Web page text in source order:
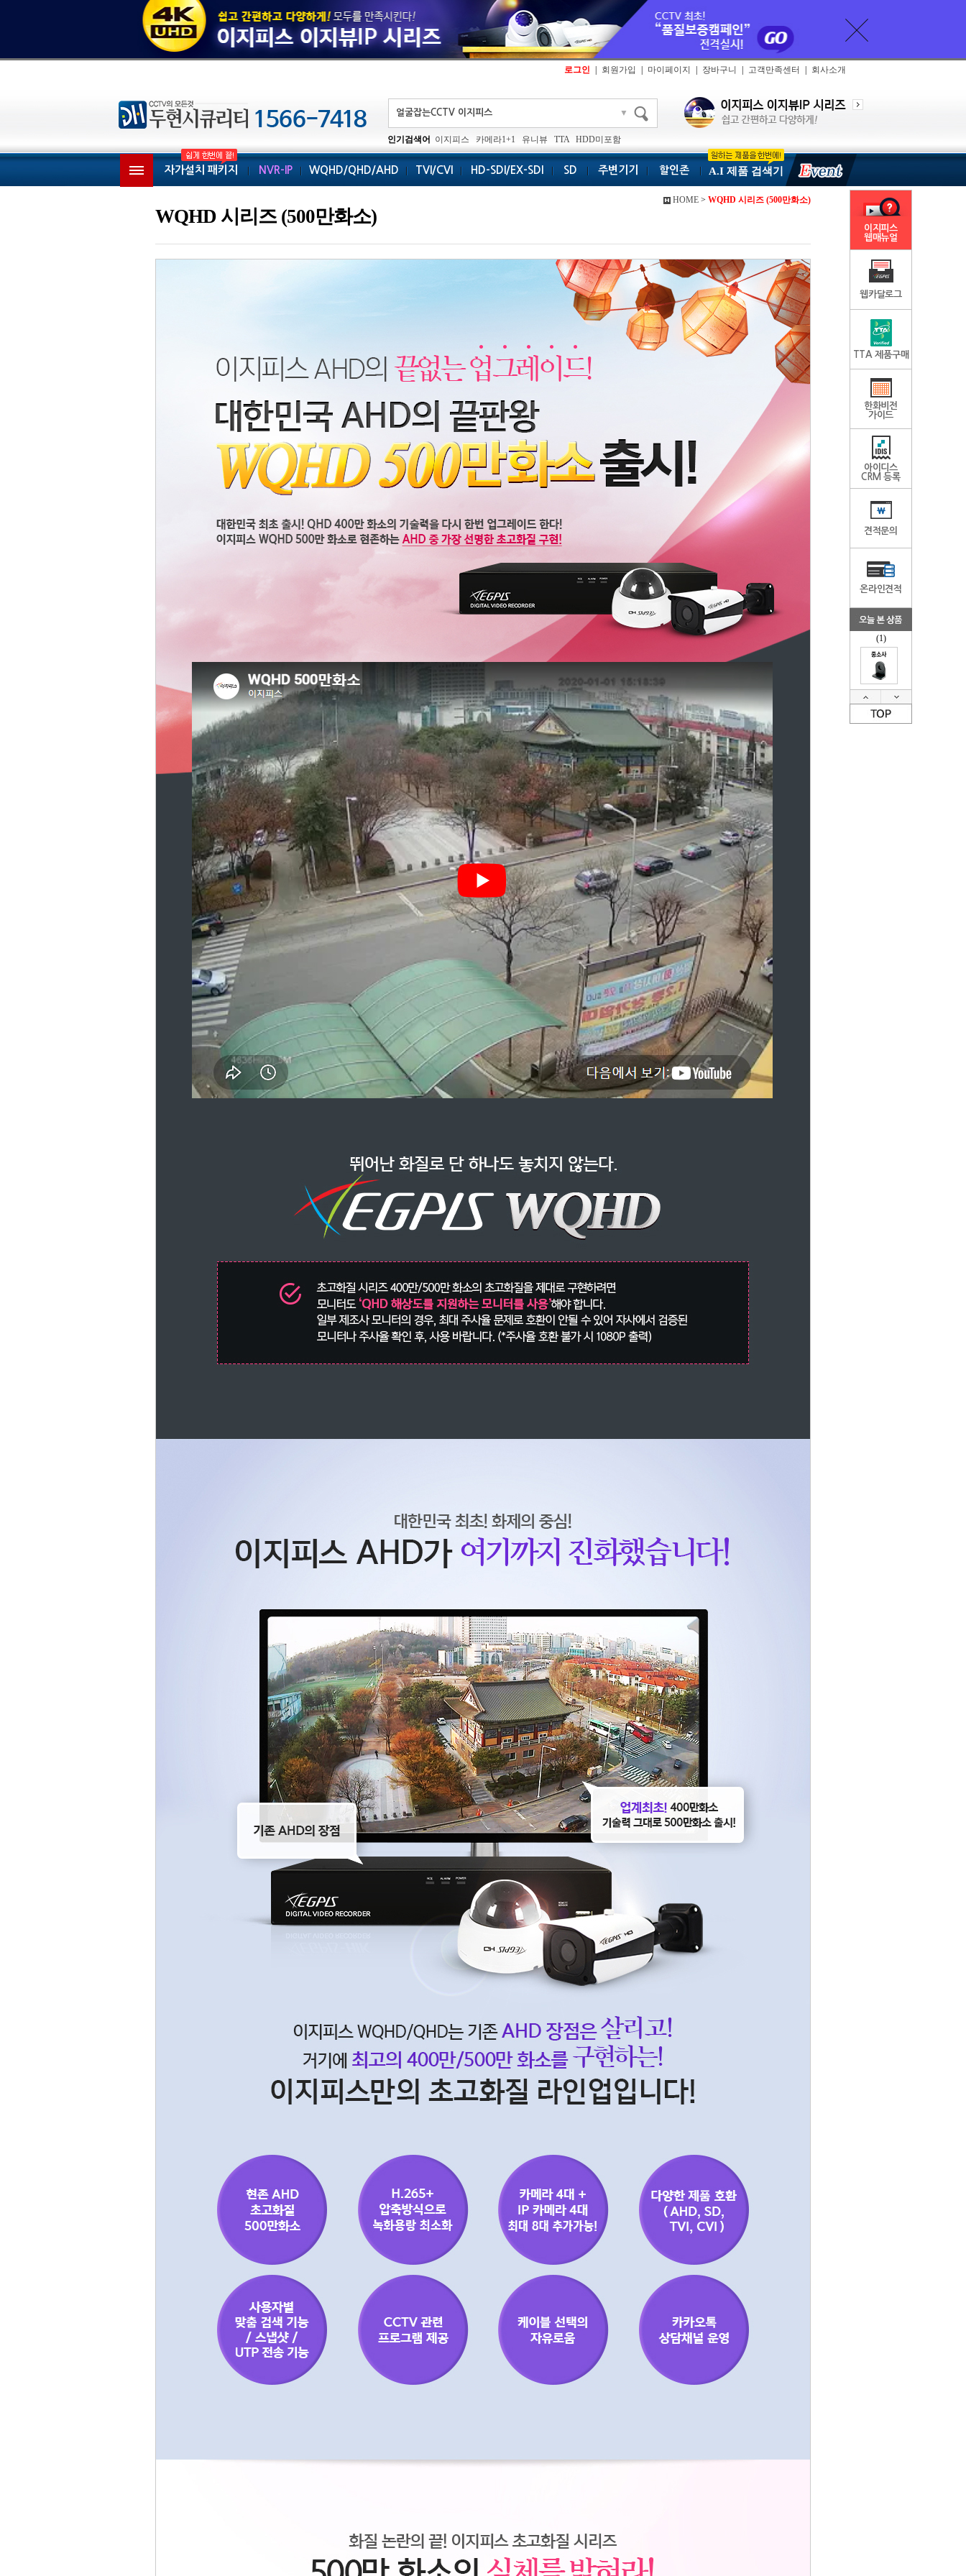
로그인 회원가입 마이페이지 장바구니 고객만족센터 회사소개
▼
인기검색어 이지피스 카메라1+1 유니뷰 TTA HDD미포함
자가설치 패키지 NVR-IP WQHD/QHD/AHD TVI/CVI HD-SDI/EX-SDI SD 주변기기 할인존 A.I 제품 검색기
HOME > WQHD 시리즈 (500만화소)
WQHD 시리즈 (500만화소)
이지피스
웹매뉴얼
웹카달로그
TTA 제품구매
한화비전
가이드
아이디스
CRM 등록
견적문의
온라인견적
(1)